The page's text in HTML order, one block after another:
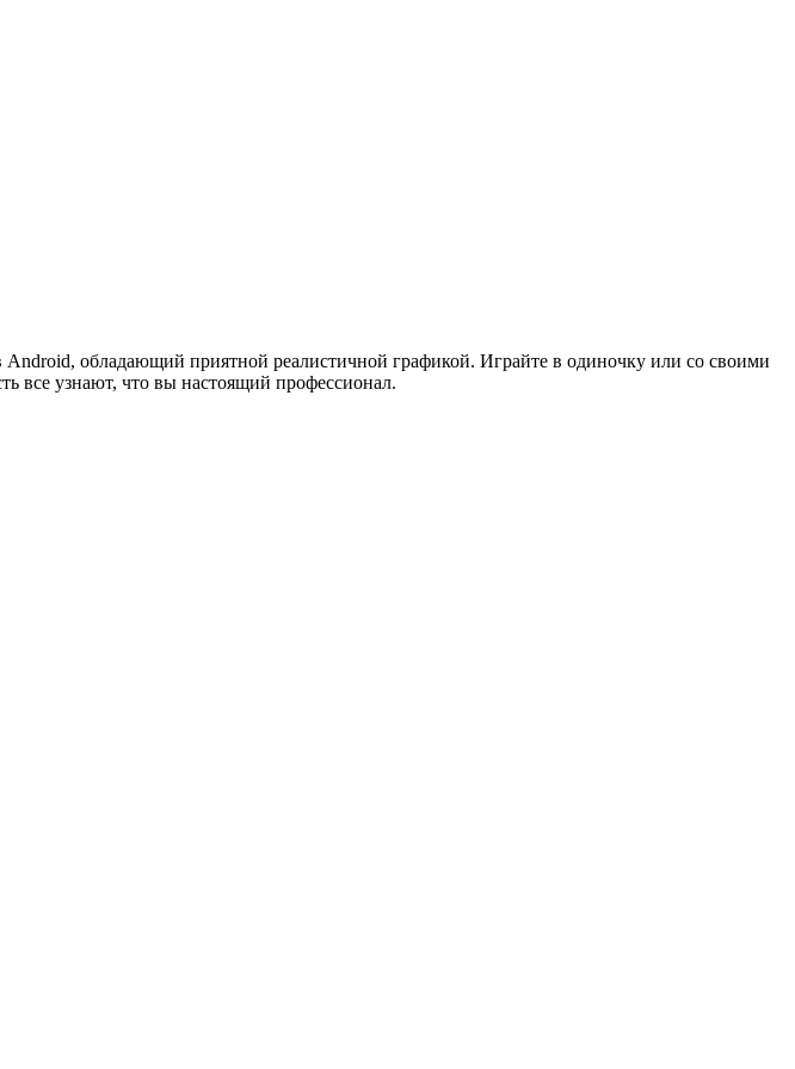
обладающий приятной реалистичной графикой. Играйте в одиночку или со своими
все узнают, что вы настоящий профессионал.